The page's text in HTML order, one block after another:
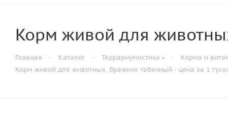
Корм живой для
Главная — Каталог — Террариумистика — Корма и
Корм живой для животных, бражник табачный - цена за 1